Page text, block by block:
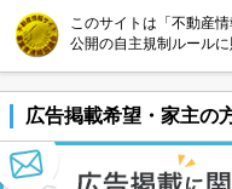
このサイトは「不動産
公開の自主規制ルール
広告掲載希望・家主の